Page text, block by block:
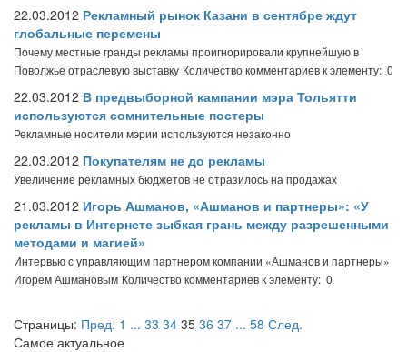
22.03.2012 Рекламный рынок Казани в сентябре ждут
глобальные перемены
Почему местные гранды рекламы проигнорировали крупнейшую в
Поволжье отраслевую выставку Количество комментариев к элементу: 0
22.03.2012 В предвыборной кампании мэра Тольятти
используются сомнительные постеры
Рекламные носители мэрии используются незаконно
22.03.2012 Покупателям не до рекламы
Увеличение рекламных бюджетов не отразилось на продажах
21.03.2012 Игорь Ашманов, «Ашманов и партнеры»: «У
рекламы в Интернете зыбкая грань между разрешенными
методами и магией»
Интервью с управляющим партнером компании «Ашманов и партнеры»
Игорем Ашмановым Количество комментариев к элементу: 0
Страницы: Пред. 1 ... 33 34 35 36 37 ... 58 След.
Самое актуальное